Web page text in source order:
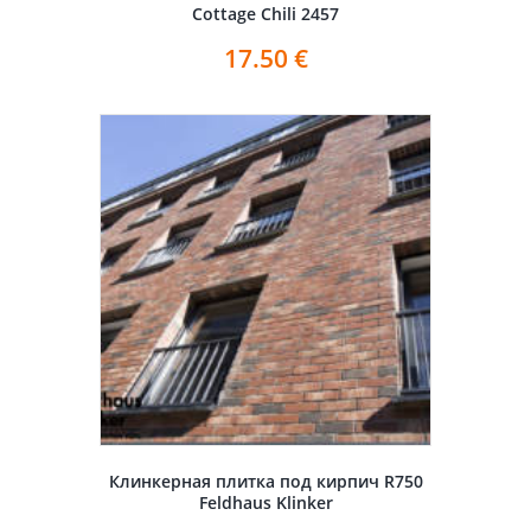
Cottage Chili 2457
17.50 €
Клинкерная плитка под кирпич R750
Feldhaus Klinker